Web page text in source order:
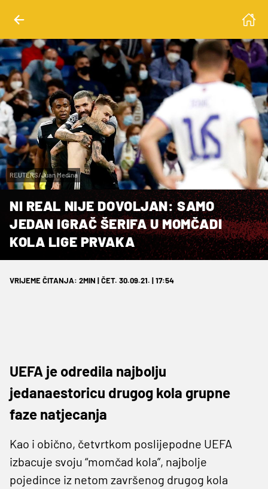
REUTERS/Juan Medina
NI REAL NIJE DOVOLJAN: SAMO
JEDAN IGRAČ ŠERIFA U MOMČADI
KOLA LIGE PRVAKA
VRIJEME ČITANJA: 2MIN | ČET. 30.09.21. | 17:54
UEFA je odredila najbolju
jedanaestoricu drugog kola grupne
faze natjecanja
Kao i obično, četvrtkom poslijepodne UEFA
izbacuje svoju “momčad kola”, najbolje
pojedince iz netom završenog drugog kola